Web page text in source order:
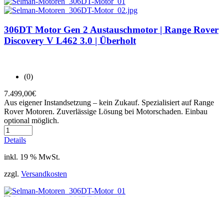
306DT Motor Gen 2 Austauschmotor | Range Rover
Discovery V L462 3.0 | Überholt
(0)
7.499,00€
Aus eigener Instandsetzung – kein Zukauf. Spezialisiert auf Range
Rover Motoren. Zuverlässige Lösung bei Motorschaden. Einbau
optional möglich.
Details
inkl. 19 % MwSt.
zzgl. Versandkosten